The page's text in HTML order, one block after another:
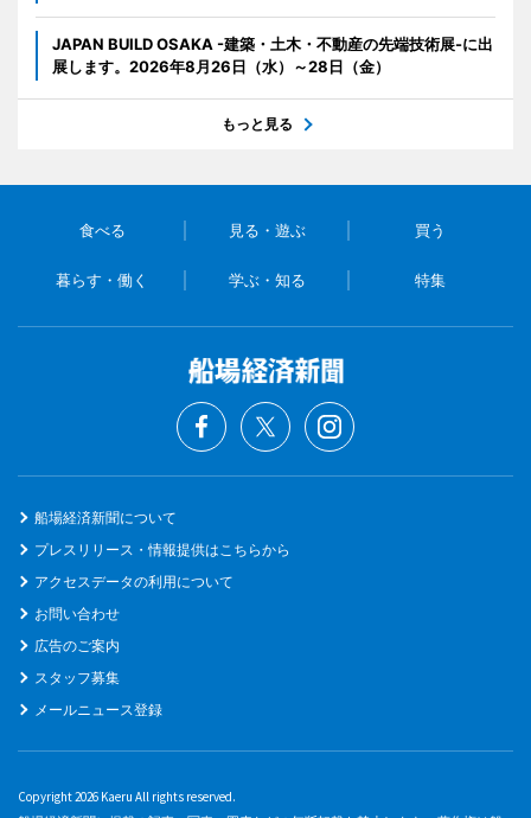
JAPAN BUILD OSAKA -建築・土木・不動産の先端技術展-に出
展します。2026年8月26日（水）～28日（金）
もっと見る
食べる 見る・遊ぶ 買う
暮らす・働く 学ぶ・知る 特集
船場経済新聞について
プレスリリース・情報提供はこちらから
アクセスデータの利用について
お問い合わせ
広告のご案内
スタッフ募集
メールニュース登録
Copyright 2026 Kaeru All rights reserved.